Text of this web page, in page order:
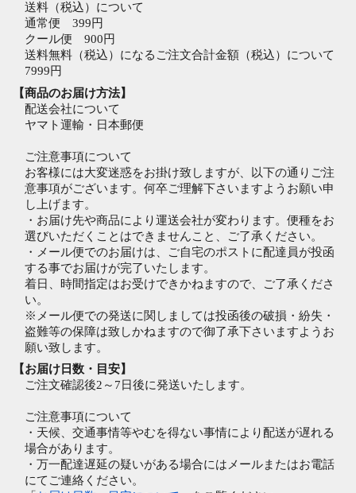
送料（税込）について
通常便 399円
クール便 900円
送料無料（税込）になるご注文合計金額（税込）について
7999円
【商品のお届け方法】
配送会社について
ヤマト運輸・日本郵便
ご注意事項について
お客様には大変迷惑をお掛け致しますが、以下の通りご注
意事項がございます。何卒ご理解下さいますようお願い申
し上げます。
・お届け先や商品により運送会社が変わります。便種をお
選びいただくことはできませんこと、ご了承ください。
・メール便でのお届けは、ご自宅のポストに配達員が投函
する事でお届けが完了いたします。
着日、時間指定はお受けできかねますので、ご了承くださ
い。
※メール便での発送に関しましては投函後の破損・紛失・
盗難等の保障は致しかねますので御了承下さいますようお
願い致します。
【お届け日数・目安】
ご注文確認後2～7日後に発送いたします。
ご注意事項について
・天候、交通事情等やむを得ない事情により配送が遅れる
場合があります。
・万一配達遅延の疑いがある場合にはメールまたはお電話
にてご連絡ください。